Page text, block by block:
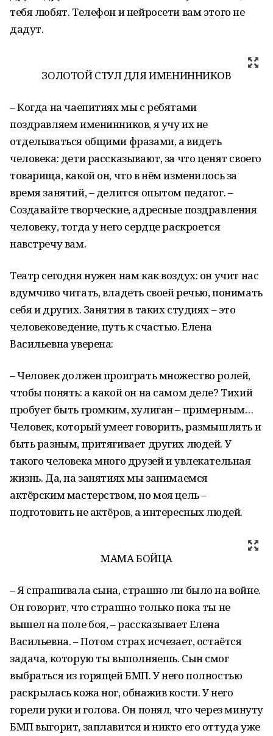
тебя любят. Телефон и нейросети вам этого не
дадут.
ЗОЛОТОЙ СТУЛ ДЛЯ ИМЕНИННИКОВ
– Когда на чаепитиях мы с ребятами
поздравляем именинников, я учу их не
отделываться общими фразами, а видеть
человека: дети рассказывают, за что ценят своего
товарища, какой он, что в нём изменилось за
время занятий, – делится опытом педагог. –
Создавайте творческие, адресные поздравления
человеку, тогда у него сердце раскроется
навстречу вам.
Театр сегодня нужен нам как воздух: он учит нас
вдумчиво читать, владеть своей речью, понимать
себя и других. Занятия в таких студиях – это
человековедение, путь к счастью. Елена
Васильевна уверена:
– Человек должен проиграть множество ролей,
чтобы понять: а какой он на самом деле? Тихий
пробует быть громким, хулиган – примерным…
Человек, который умеет говорить, размышлять и
быть разным, притягивает других людей. У
такого человека много друзей и увлекательная
жизнь. Да, на занятиях мы занимаемся
актёрским мастерством, но моя цель –
подготовить не актёров, а интересных людей.
МАМА БОЙЦА
– Я спрашивала сына, страшно ли было на войне.
Он говорит, что страшно только пока ты не
вышел на поле боя, – рассказывает Елена
Васильевна. – Потом страх исчезает, остаётся
задача, которую ты выполняешь. Сын смог
выбраться из горящей БМП. У него полностью
раскрылась кожа ног, обнажив кости. У него
горели руки и голова. Он понял, что через минуту
БМП выгорит, заплавится и никто его оттуда уже